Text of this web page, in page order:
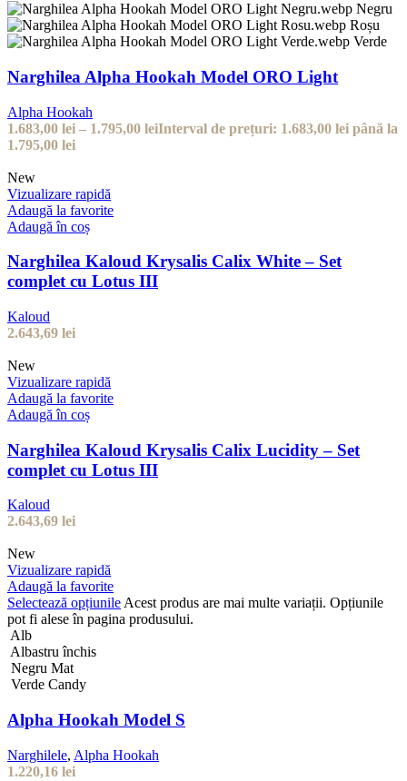
Negru
Roșu
Verde
Narghilea Alpha Hookah Model ORO Light
Alpha Hookah
1.683,00 lei – 1.795,00 leiInterval de prețuri: 1.683,00 lei până la
1.795,00 lei
New
Vizualizare rapidă
Adaugă la favorite
Adaugă în coș
Narghilea Kaloud Krysalis Calix White – Set
complet cu Lotus III
Kaloud
2.643,69 lei
New
Vizualizare rapidă
Adaugă la favorite
Adaugă în coș
Narghilea Kaloud Krysalis Calix Lucidity – Set
complet cu Lotus III
Kaloud
2.643,69 lei
New
Vizualizare rapidă
Adaugă la favorite
Selectează opțiunileAcest produs are mai multe variații. Opțiunile
pot fi alese în pagina produsului.
Alb
Albastru închis
Negru Mat
Verde Candy
Alpha Hookah Model S
Narghilele, Alpha Hookah
1.220,16 lei